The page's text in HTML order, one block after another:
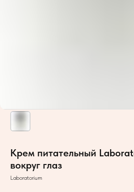
Крем питательный
вокруг глаз
Laboratorium